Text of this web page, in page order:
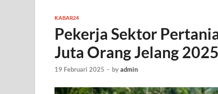
KABAR24
Pekerja Sektor
Juta Orang Jelang
19 Februari 2025 - byadmin